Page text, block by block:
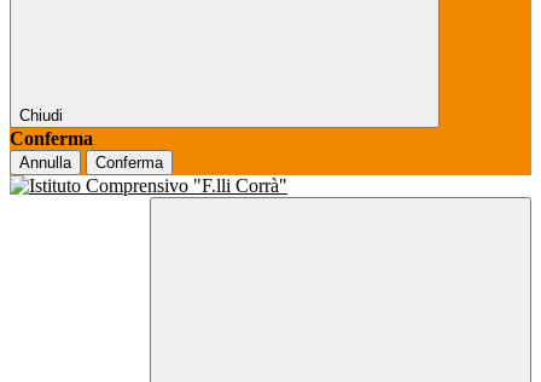
Chiudi
Conferma
Annulla Conferma